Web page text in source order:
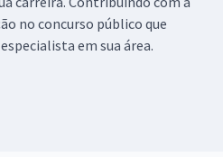
no concurso público que
em sua área.